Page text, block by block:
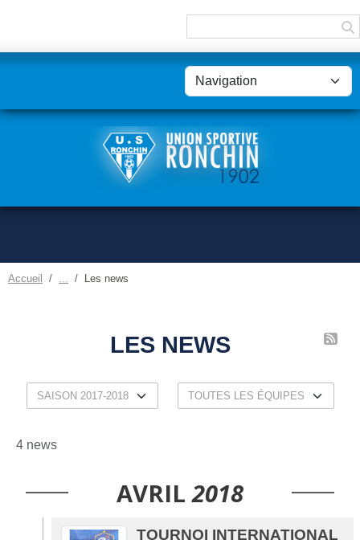
Accueil Les news
LES NEWS
4 news
AVRIL 2018
TOURNOI INTERNATIONAL